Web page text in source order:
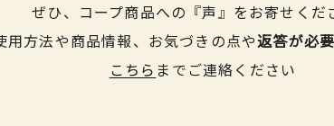
ぜひ、コープ商品への『声』をお寄せくだ
用方法や商品情報、お気づきの点や返答が必
こちら までご連絡ください